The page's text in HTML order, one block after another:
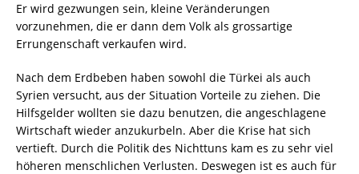
Er wird gezwungen sein, kleine Veränderungen
vorzunehmen, die er dann dem Volk als grossartige
Errungenschaft verkaufen wird.
Nach dem Erdbeben haben sowohl die Türkei als auch
Syrien versucht, aus der Situation Vorteile zu ziehen. Die
Hilfsgelder wollten sie dazu benutzen, die angeschlagene
Wirtschaft wieder anzukurbeln. Aber die Krise hat sich
vertieft. Durch die Politik des Nichttuns kam es zu sehr viel
höheren menschlichen Verlusten. Deswegen ist es auch für